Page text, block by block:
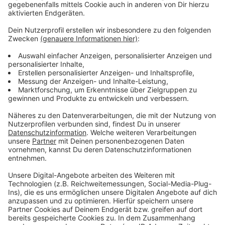
Noch mehr Talk am Sonntag?
Anzeige
Wir lieben unseren Talk am Sonntag und wir lieben die
Geschichten, die Ihr uns gerne erzählt! Inzwischen
haben wir mit einigen Akteuren aus Krefeld und dem
Kreis Viersen gesprochen. Wie ist es, mit Lionel Messi
zu tanzen? Was kann ein Defibrillator? Wie reagiert die
Feuerwehr, wenn in einer Stadt an etlichen Stellen
Keller volllaufen? Wieso spendet man seinen Körper?
Wie funktioniert moderne Landwirtschaft? Das alles
findet Ihr aufunserer Seite mit allen Podcast-Folgen
zum Talk am Sonntag.
Anzeige